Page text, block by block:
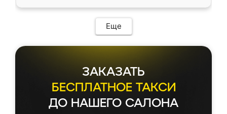
мебель сразу встала на свое место без
каких-либо доработок. Качеством осталась
довольна, все выглядит так, как и ожидала.
Еще
ЗАКАЗАТЬ
БЕСПЛАТНОЕ ТАКСИ
ДО НАШЕГО САЛОНА